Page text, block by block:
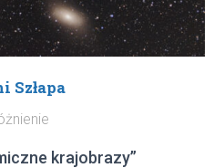
Szłapa
krajobrazy”